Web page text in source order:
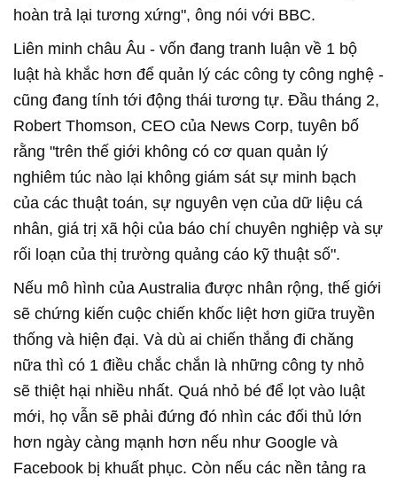
hoàn trả lại tương xứng", ông nói với BBC.
Liên minh châu Âu - vốn đang tranh luận về 1 bộ
luật hà khắc hơn để quản lý các công ty công nghệ -
cũng đang tính tới động thái tương tự. Đầu tháng 2,
Robert Thomson, CEO của News Corp, tuyên bố
rằng "trên thế giới không có cơ quan quản lý
nghiêm túc nào lại không giám sát sự minh bạch
của các thuật toán, sự nguyên vẹn của dữ liệu cá
nhân, giá trị xã hội của báo chí chuyên nghiệp và sự
rối loạn của thị trường quảng cáo kỹ thuật số".
Nếu mô hình của Australia được nhân rộng, thế giới
sẽ chứng kiến cuộc chiến khốc liệt hơn giữa truyền
thống và hiện đại. Và dù ai chiến thắng đi chăng
nữa thì có 1 điều chắc chắn là những công ty nhỏ
sẽ thiệt hại nhiều nhất. Quá nhỏ bé để lọt vào luật
mới, họ vẫn sẽ phải đứng đó nhìn các đối thủ lớn
hơn ngày càng mạnh hơn nếu như Google và
Facebook bị khuất phục. Còn nếu các nền tảng ra